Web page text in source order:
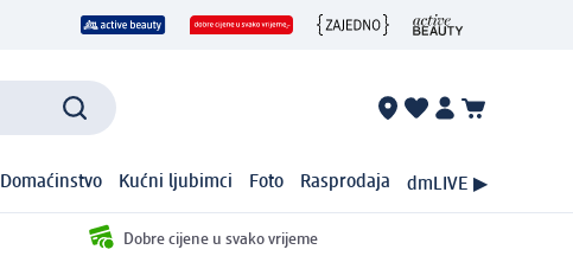
Domaćinstvo Kućni ljubimci Foto Rasprodaja dmLIVE ▶
Dobre cijene u svako vrijeme